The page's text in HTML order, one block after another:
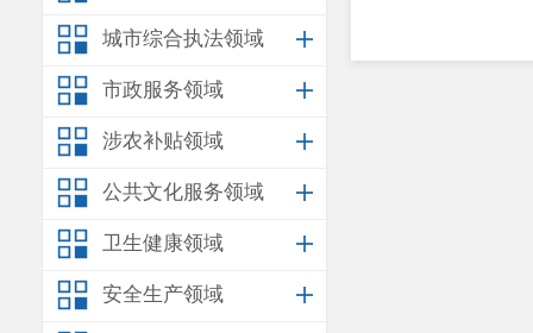
城市综合执法领域
市政服务领域
涉农补贴领域
公共文化服务领域
卫生健康领域
安全生产领域